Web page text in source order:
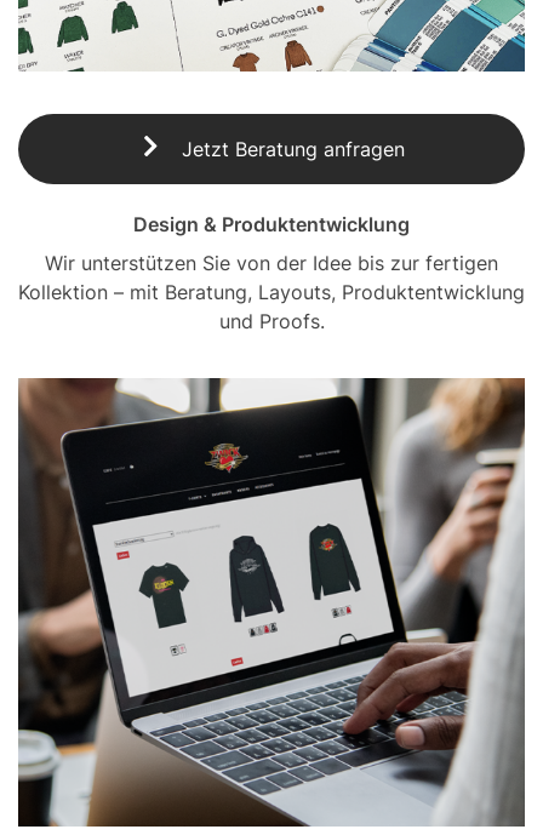
Jetzt Beratung anfragen
Design & Produktentwicklung
Wir unterstützen Sie von der Idee bis zur fertigen
Kollektion – mit Beratung, Layouts, Produktentwicklung
und Proofs.